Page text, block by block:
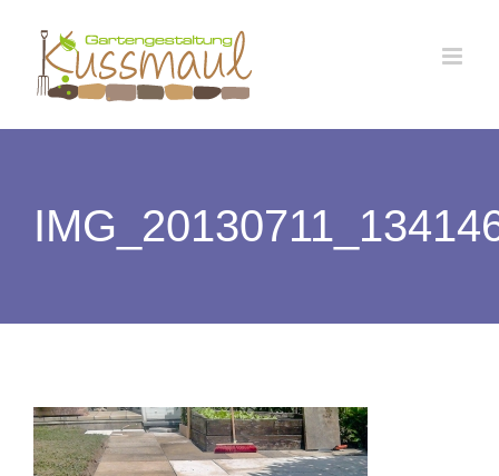
Inhalt
springen